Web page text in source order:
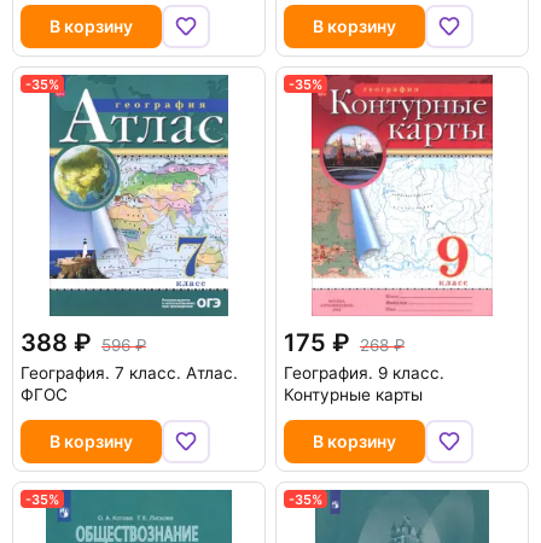
В корзину В корзину
-35%
388
596
География. 7 класс. Атлас.
ФГОС
В корзину
-35%
175
268
География. 9 класс.
Контурные карты
В корзину
-35% -35%